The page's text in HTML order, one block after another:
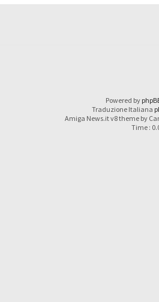
Powered by
Traduzione Italiana
Amiga News.it v8 theme by
Time :